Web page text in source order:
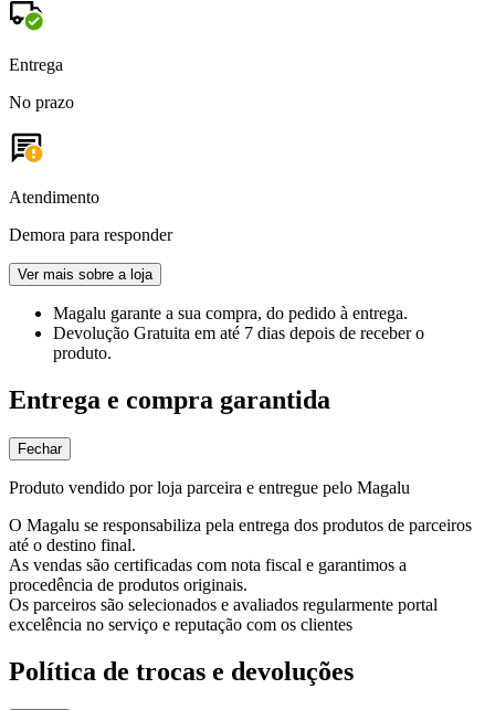
Entrega
No prazo
Atendimento
Demora para responder
Ver mais sobre a loja
Magalu garante a sua compra, do pedido à entrega.
Devolução Gratuita em até 7 dias depois de receber o
produto.
Entrega e compra garantida
Fechar
Produto vendido por loja parceira e entregue pelo Magalu
O Magalu se responsabiliza pela entrega dos produtos de parceiros
até o destino final.
As vendas são certificadas com nota fiscal e garantimos a
procedência de produtos originais.
Os parceiros são selecionados e avaliados regularmente portal
excelência no serviço e reputação com os clientes
Política de trocas e devoluções